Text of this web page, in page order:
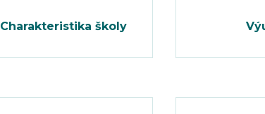
Charakteristika školy